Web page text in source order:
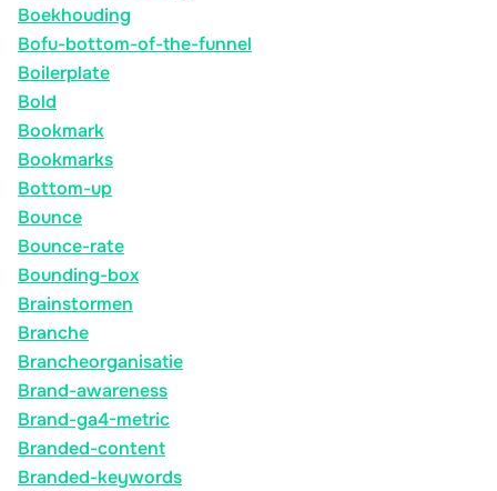
Boekhouding
Bofu-bottom-of-the-funnel
Boilerplate
Bold
Bookmark
Bookmarks
Bottom-up
Bounce
Bounce-rate
Bounding-box
Brainstormen
Branche
Brancheorganisatie
Brand-awareness
Brand-ga4-metric
Branded-content
Branded-keywords